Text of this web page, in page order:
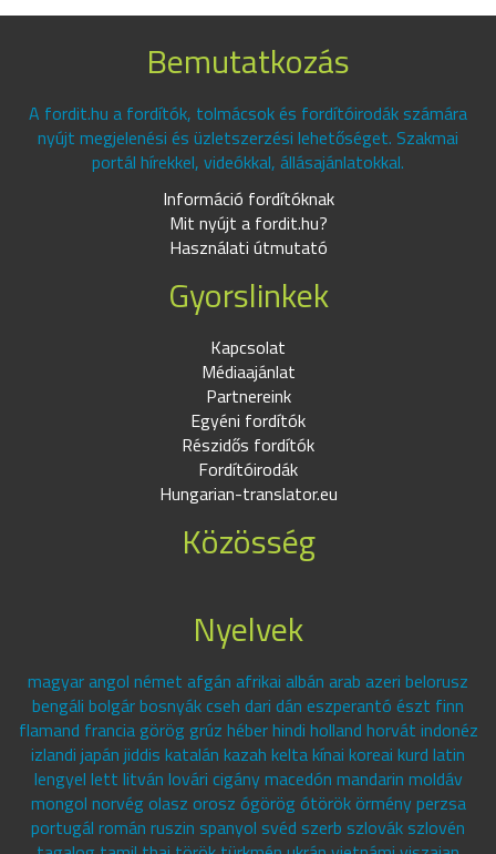
Bemutatkozás
A fordit.hu a fordítók, tolmácsok és fordítóirodák számára
nyújt megjelenési és üzletszerzési lehetőséget. Szakmai
portál hírekkel, videókkal, állásajánlatokkal.
Információ fordítóknak
Mit nyújt a fordit.hu?
Használati útmutató
Gyorslinkek
Kapcsolat
Médiaajánlat
Partnereink
Egyéni fordítók
Részidős fordítók
Fordítóirodák
Hungarian-translator.eu
Közösség
Nyelvek
magyar angol német afgán afrikai albán arab azeri belorusz
bengáli bolgár bosnyák cseh dari dán eszperantó észt finn
flamand francia görög grúz héber hindi holland horvát indonéz
izlandi japán jiddis katalán kazah kelta kínai koreai kurd latin
lengyel lett litván lovári cigány macedón mandarin moldáv
mongol norvég olasz orosz ógörög ótörök örmény perzsa
portugál román ruszin spanyol svéd szerb szlovák szlovén